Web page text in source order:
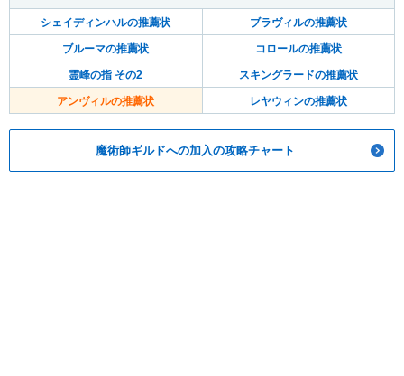
シェイディンハルの推薦状 ブラヴィルの推薦状
ブルーマの推薦状 コロールの推薦状
霊峰の指 その2 スキングラードの推薦状
アンヴィルの推薦状 レヤウィンの推薦状
魔術師ギルドへの加入の攻略チャート